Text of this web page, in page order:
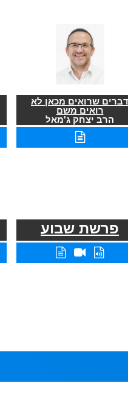
דברים שרואים מכאן לא
רואים משם
הרב יצחק ג'מאל
פרשת שבוע